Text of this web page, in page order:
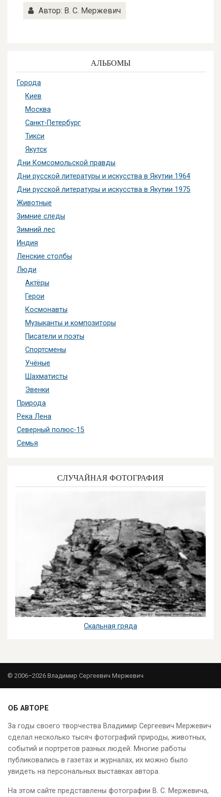
Автор: В. С. Мержевич
АЛЬБОМЫ
Города
Киев
Москва
Санкт-Петербург
Тикси
Якутск
Дни Комсомольской правды
Дни русской литературы и искусства в Якутии 1964
Дни русской литературы и искусства в Якутии 1975
Животные
Зимние следы
Зимний лес
Индия
Ленские столбы
Люди
Актёры
Герои
Космонавты
Музыканты и композиторы
Писатели и поэты
Спортсмены
Учёные
Шахматисты
Эвенки
Природа
Река Лена
Северный полюс-15
Семья
СЛУЧАЙНАЯ ФОТОГРАФИЯ
Скальная гряда
© 2006–2026 Владимир Сергеевич Мержевич
ОБ АВТОРЕ
За годы своего творчества Владимир Сергеевич Мержевич
сделал несколько тысяч фотографий природы, животных,
событий и портретов разных людей. Многие работы
публиковались в газетах и журналах, их можно было
увидеть на персональных выставках автора.
На этом сайте представлены фотографии В. С. Мержевича,